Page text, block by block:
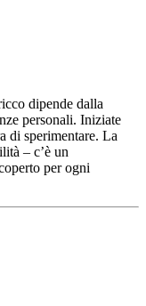
dipende dalla
personali. Iniziate
di sperimentare. La
– c’è un
per ogni